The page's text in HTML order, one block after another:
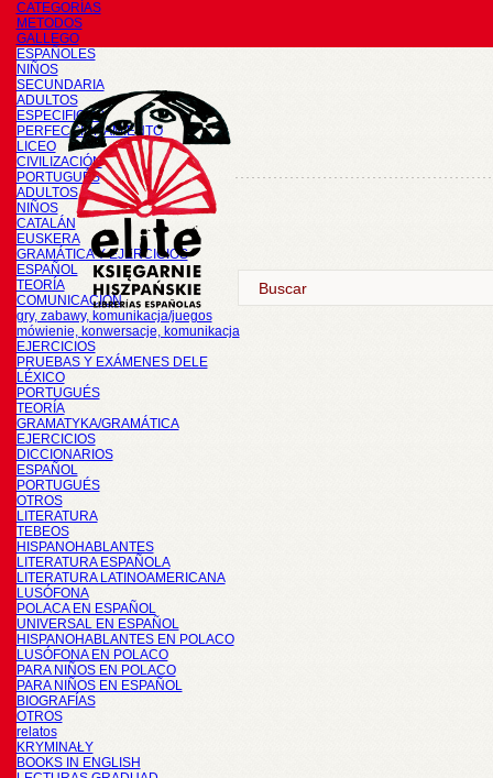
CATEGORÍAS
METODOS
GALLEGO
ESPAÑOLES
NIÑOS
SECUNDARIA
ADULTOS
ESPECIFICOS
PERFECCIONAMIENTO
LICEO
CIVILIZACIÓN
PORTUGUÉS
ADULTOS
NIÑOS
CATALÁN
EUSKERA
GRAMÁTICA Y EJERCICIOS
ESPAÑOL
TEORÍA
COMUNICACIÓN
gry, zabawy, komunikacja/juegos
mówienie, konwersacje, komunikacja
EJERCICIOS
PRUEBAS Y EXÁMENES DELE
LÉXICO
PORTUGUÉS
TEORÍA
GRAMATYKA/GRAMÁTICA
EJERCICIOS
DICCIONARIOS
ESPAÑOL
PORTUGUÉS
OTROS
LITERATURA
TEBEOS
HISPANOHABLANTES
LITERATURA ESPAÑOLA
LITERATURA LATINOAMERICANA
LUSÓFONA
POLACA EN ESPAÑOL
UNIVERSAL EN ESPAÑOL
HISPANOHABLANTES EN POLACO
LUSÓFONA EN POLACO
PARA NIÑOS EN POLACO
PARA NIÑOS EN ESPAÑOL
BIOGRAFÍAS
OTROS
relatos
KRYMINAŁY
BOOKS IN ENGLISH